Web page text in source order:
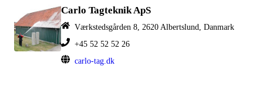
Carlo Tagteknik ApS
Værkstedsgården 8, 2620 Albertslund, Danmark
+45 52 52 52 26
carlo-tag.dk